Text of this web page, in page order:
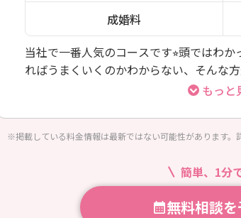
成婚料
当社で一番人気のコースです⭐︎頭ではわ
ればうまくいくのかわからない、そんな
るようなサポートまで行っています。もっと
※掲載している料金情報は最新ではない可能性があります。
簡単、1分
無料相談